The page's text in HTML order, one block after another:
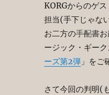
KORGからのゲ
担当(手下じゃな
お二方の手配書
ージック・ギー
ーズ第2弾」をご
さて今回の判明(